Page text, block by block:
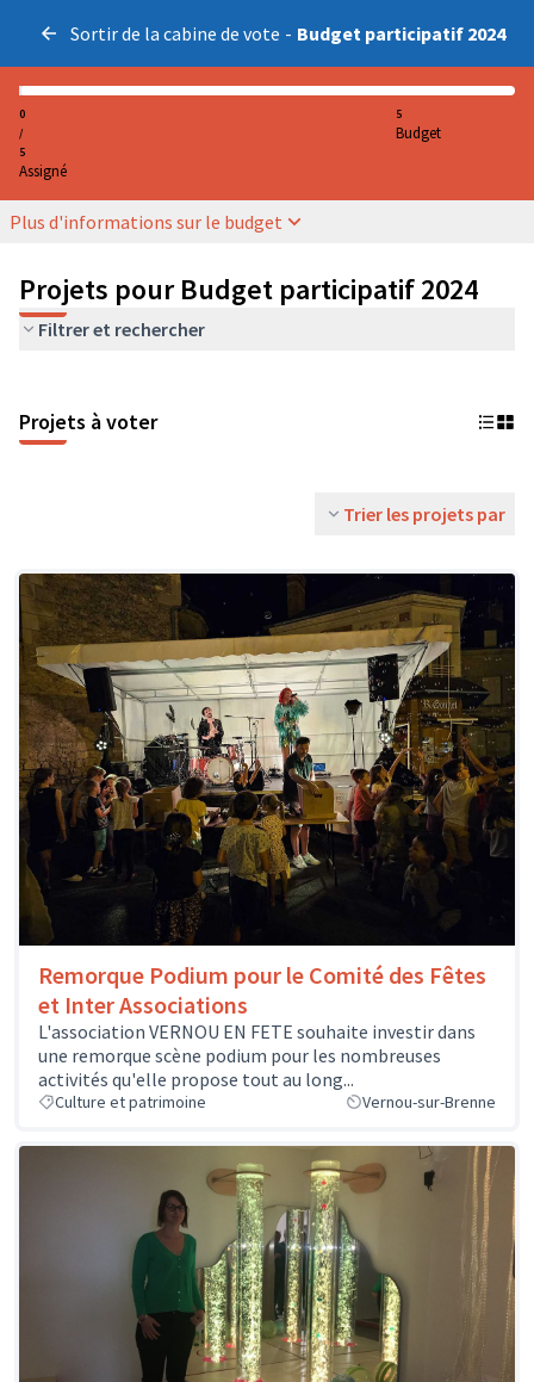
Sortir de la cabine de vote - Budget participatif 2024
0
/
5
Assigné
5
Budget
Plus d'informations sur le budget
Projets pour Budget participatif 2024
Filtrer et rechercher
Projets à voter
Trier les projets par
Remorque Podium pour le Comité des Fêtes
et Inter Associations
L'association VERNOU EN FETE souhaite investir dans
une remorque scène podium pour les nombreuses
activités qu'elle propose tout au long...
Culture et patrimoine Vernou-sur-Brenne